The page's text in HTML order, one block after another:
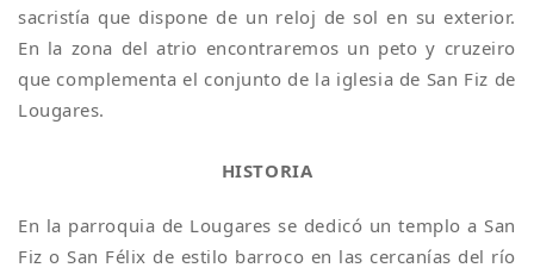
sacristía que dispone de un reloj de sol en su exterior.
En la zona del atrio encontraremos un peto y cruzeiro
que complementa el conjunto de la iglesia de San Fiz de
Lougares.
­HISTORIA
En la parroquia de Lougares se dedicó un templo a San
Fiz o San Félix de estilo barroco en las cercanías del río